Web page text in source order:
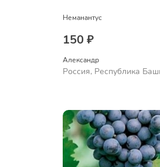
Неманантус
150 ₽
Александр
Россия, Республика